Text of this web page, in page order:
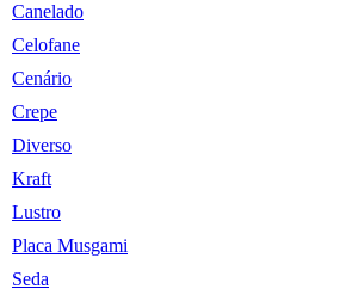
Canelado
Celofane
Cenário
Crepe
Diverso
Kraft
Lustro
Placa Musgami
Seda